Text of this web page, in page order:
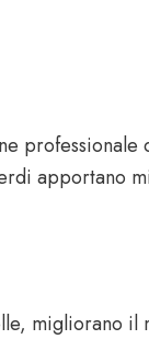
professionale
apportano
migliorano